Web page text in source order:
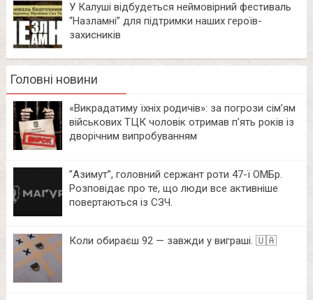
У Калуші відбудеться неймовірний фестиваль
“Назламні” для підтримки наших героїв-
захисників
Головні новини
«Викрадатиму їхніх родичів»: за погрози сім’ям
військових ТЦК чоловік отримав п’ять років із
дворічним випробуванням
⁨”Азимут”, головний сержант роти 47-ї ОМБр.
Розповідає про те, що люди все активніше
повертаються із СЗЧ.
Коли обираєш 92 — завжди у виграші. 🇺🇦